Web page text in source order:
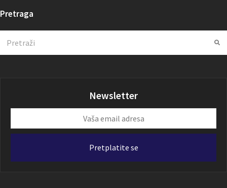
Pretraga
Newsletter
email
Pretplatite se